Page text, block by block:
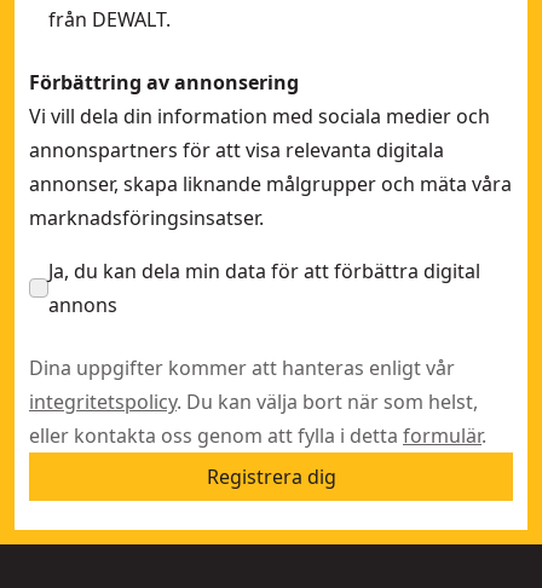
från DEWALT.
Förbättring av annonsering
Vi vill dela din information med sociala medier och
annonspartners för att visa relevanta digitala
annonser, skapa liknande målgrupper och mäta våra
marknadsföringsinsatser.
Ja, du kan dela min data för att förbättra digital
annons
Dina uppgifter kommer att hanteras enligt vår
integritetspolicy. Du kan välja bort när som helst,
eller kontakta oss genom att fylla i detta formulär.
Registrera dig